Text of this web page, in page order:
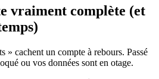
vraiment complète (et
» cachent un compte à rebours. Passé
ou vos données sont en otage.